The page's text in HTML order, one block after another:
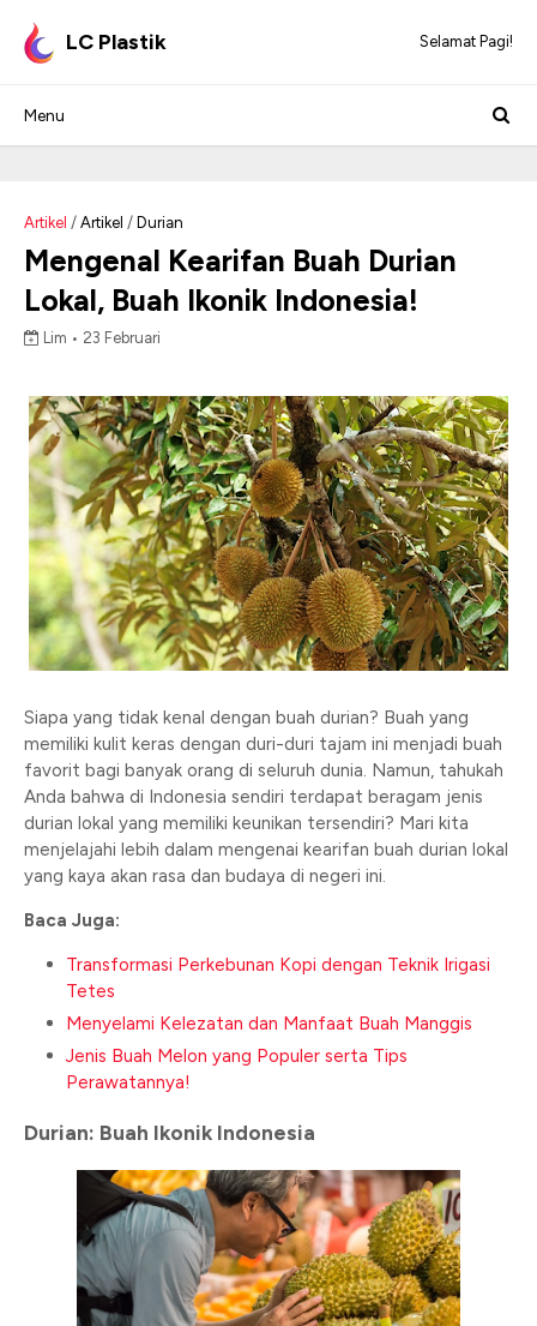
LC Plastik Selamat Pagi!
Artikel / Artikel / Durian
Mengenal Kearifan Buah Durian
Lokal, Buah Ikonik Indonesia!
Lim • 23 Februari
Siapa yang tidak kenal dengan buah durian? Buah yang
memiliki kulit keras dengan duri-duri tajam ini menjadi buah
favorit bagi banyak orang di seluruh dunia. Namun, tahukah
Anda bahwa di Indonesia sendiri terdapat beragam jenis
durian lokal yang memiliki keunikan tersendiri? Mari kita
menjelajahi lebih dalam mengenai kearifan buah durian lokal
yang kaya akan rasa dan budaya di negeri ini.
Baca Juga:
Transformasi Perkebunan Kopi dengan Teknik Irigasi
Tetes
Menyelami Kelezatan dan Manfaat Buah Manggis
Jenis Buah Melon yang Populer serta Tips
Perawatannya!
Durian: Buah Ikonik Indonesia